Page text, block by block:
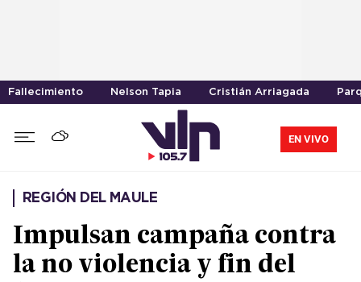
Fallecimiento Nelson Tapia Cristián Arriagada
EN VIVO
REGIÓN DEL MAULE
Impulsan campaña contra
la no violencia y fin del